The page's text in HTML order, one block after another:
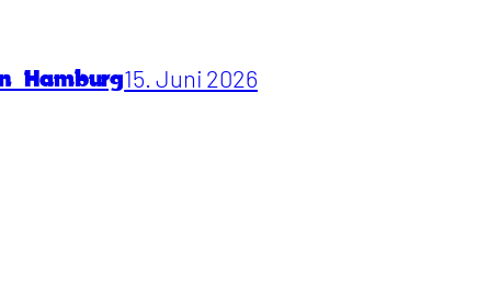
Hamburg15. Juni 2026